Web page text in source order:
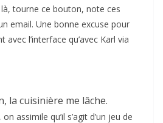
tourne ce bouton, note ces
email. Une bonne excuse pour
l’interface qu’avec Karl via
la cuisinière me lâche.
assimile qu’il s’agit d’un jeu de